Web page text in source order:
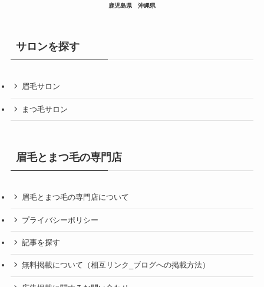
鹿児島県 沖縄県
サロンを探す
眉毛サロン
まつ毛サロン
眉毛とまつ毛の専門店
眉毛とまつ毛の専門店について
プライバシーポリシー
記事を探す
無料掲載について（相互リンク_ブログへの掲載方法）